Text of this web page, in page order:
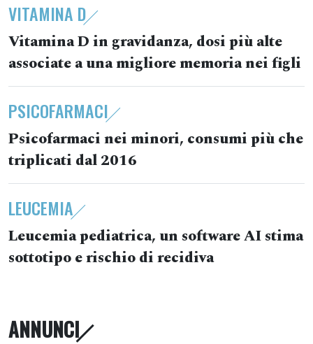
VITAMINA D
Vitamina D in gravidanza, dosi più alte
associate a una migliore memoria nei figli
PSICOFARMACI
Psicofarmaci nei minori, consumi più che
triplicati dal 2016
LEUCEMIA
Leucemia pediatrica, un software AI stima
sottotipo e rischio di recidiva
ANNUNCI